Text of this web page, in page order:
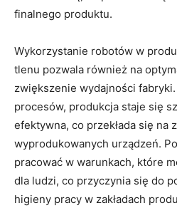
finalnego produktu.
Wykorzystanie‍ robotów w
tlenu pozwala również⁢ na
zwiększenie wydajności⁣
procesów,‍ produkcja ⁢staje się
efektywna, ⁤co ‍przekłada się na⁣
wyprodukowanych urządzeń.
pracować w warunkach, które
dla ludzi, co przyczynia się do
higieny pracy w zakładach⁣